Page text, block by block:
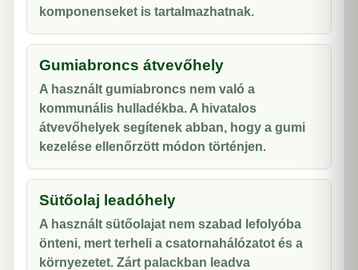
komponenseket is tartalmazhatnak.
Gumiabroncs átvevőhely
A használt gumiabroncs nem való a
kommunális hulladékba. A hivatalos
átvevőhelyek segítenek abban, hogy a gumi
kezelése ellenőrzött módon történjen.
Sütőolaj leadóhely
A használt sütőolajat nem szabad lefolyóba
önteni, mert terheli a csatornahálózatot és a
környezetet. Zárt palackban leadva